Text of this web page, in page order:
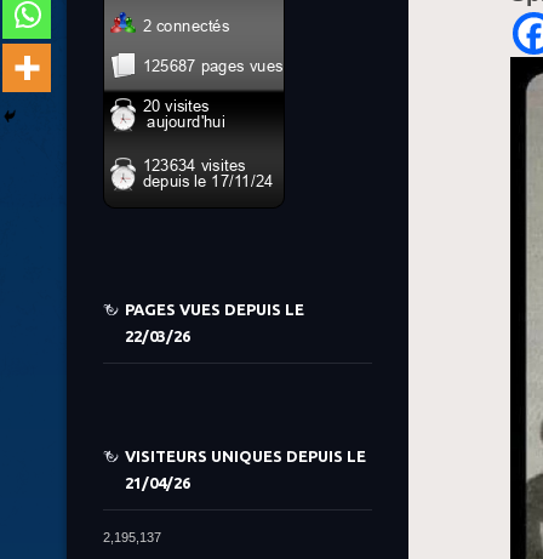
PAGES VUES DEPUIS LE
22/03/26
VISITEURS UNIQUES DEPUIS LE
21/04/26
2,195,137